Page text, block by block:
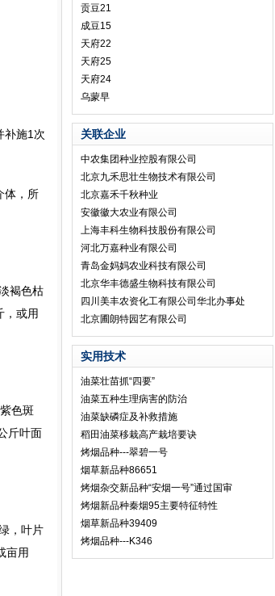
补施1次
体，所
褐色枯
，或用
色斑
斤叶面
，叶片
亩用
贡豆21
成豆15
天府22
天府25
天府24
乌蒙早
关联企业
中农集团种业控股有限公司
北京九禾思壮生物技术有限公司
北京嘉禾千秋种业
安徽徽大农业有限公司
上海丰科生物科技股份有限公司
河北万嘉种业有限公司
青岛金妈妈农业科技有限公司
北京华丰德盛生物科技有限公司
四川美丰农资化工有限公司华北办事处
北京圃朗特园艺有限公司
实用技术
油菜壮苗抓“四要”
油菜五种生理病害的防治
油菜缺磷症及补救措施
稻田油菜移栽高产栽培要诀
烤烟品种---翠碧一号
烟草新品种86651
烤烟杂交新品种“安烟一号”通过国审
烤烟新品种秦烟95主要特征特性
烟草新品种39409
烤烟品种---K346